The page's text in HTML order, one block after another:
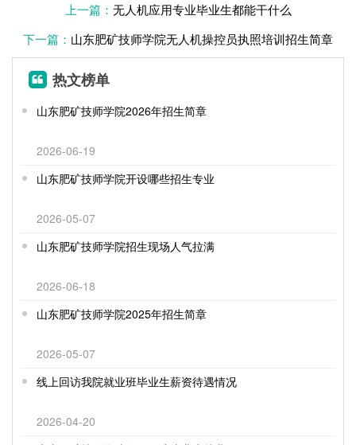
上一篇： 无人机应用专业毕业生都能干什么
下一篇： 山东肥矿技师学院无人机操控员执照培训招生简章
热文榜单
山东肥矿技师学院2026年招生简章
2026-06-19
山东肥矿技师学院开设哪些招生专业
2026-05-07
山东肥矿技师学院招生现场人气拉满
2026-06-18
山东肥矿技师学院2025年招生简章
2026-05-07
线上回访我院就业班毕业生薪资待遇情况
2026-04-20